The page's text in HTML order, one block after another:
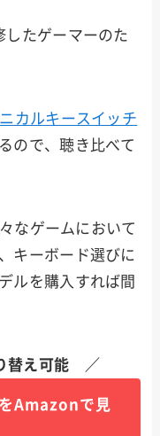
たゲーマーのた
カルキースイッチ
ので、聴き比べて
なゲームにおいて
キーボード選びに
ルを購入すれば間
替え可能 ／
Amazonで見